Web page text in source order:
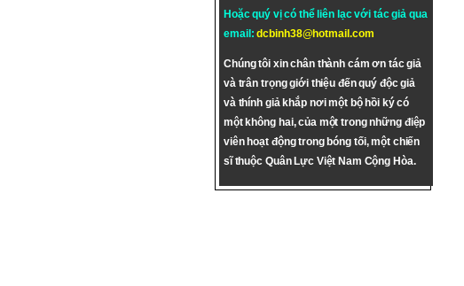
Hoặc quý vị có thể liên lạc với tác giả qua
email:dcbinh38@hotmail.com
Chúng tôi xin chân thành cám ơn tác giả
và trân trọng giới thiệu đến quý độc giả
và thính giả khắp nơi một bộ hồi ký có
một không hai, của một trong những điệp
viên hoạt động trong bóng tối, một chiến
sĩ thuộc Quân Lực Việt Nam Cộng Hòa.